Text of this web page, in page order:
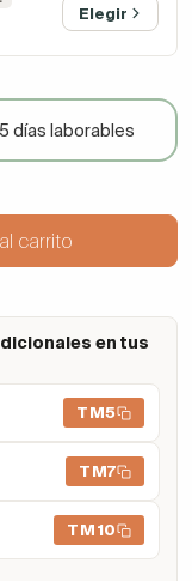
Elegir
días laborables
carrito
en tus
TM5
TM7
TM10